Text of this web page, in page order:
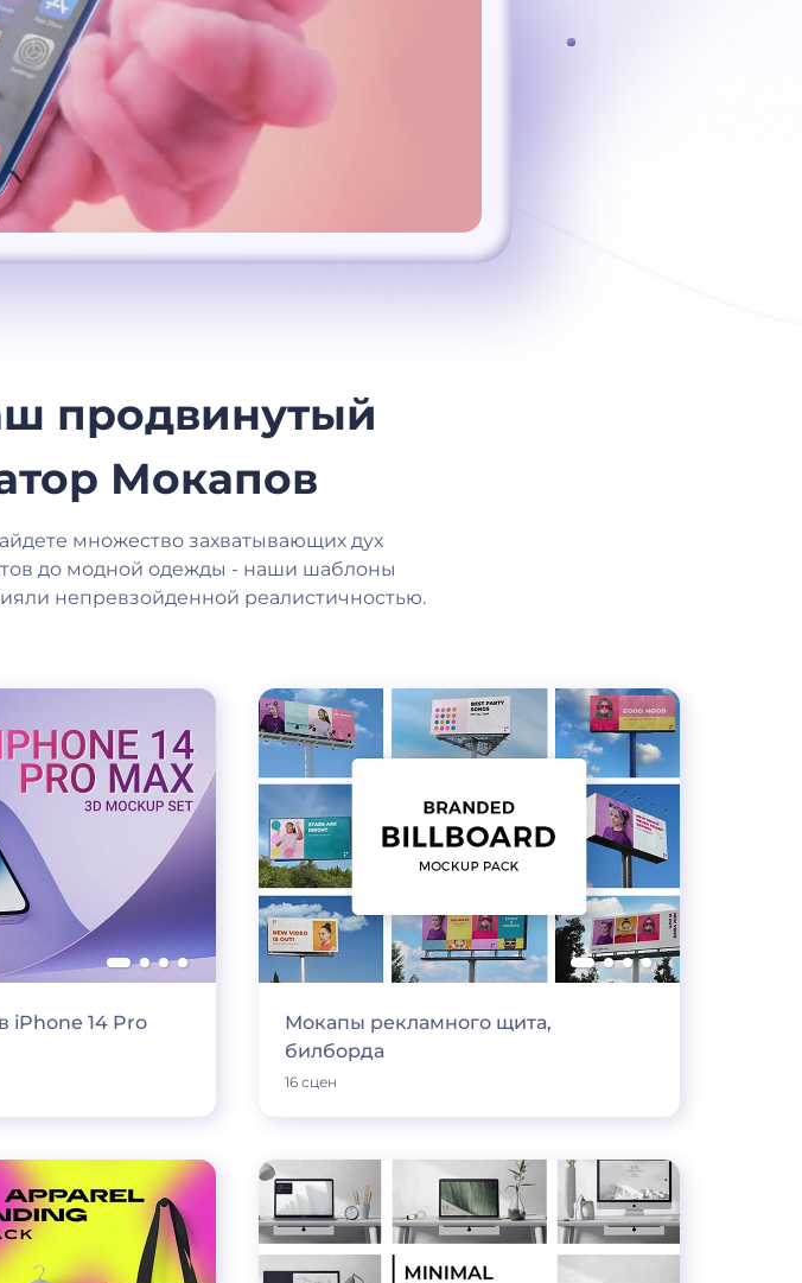
продвинутый
Мокапов
множество захватывающих дух
до модной одежды - наши шаблоны
непревзойденной реалистичностью.
iPhone 14 Pro
Мокапы рекламного щита,
билборда
16 сцен